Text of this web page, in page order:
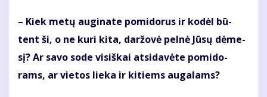
– Kiek me­tų au­gi­na­te po­mi­do­rus ir ko­dėl bū­
tent ši, o ne ku­ri ki­ta, dar­žo­vė pel­nė Jū­sų dė­me­
sį? Ar sa­vo so­de vi­siš­kai at­si­da­vė­te po­mi­do­
rams, ar vie­tos lie­ka ir ki­tiems au­ga­lams?